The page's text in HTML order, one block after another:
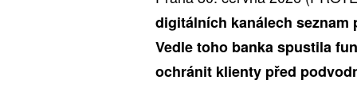
digitálních kanálech seznam
Vedle toho banka spustila
ochránit klienty před